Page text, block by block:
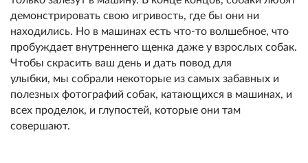
демонстрировать свою игривость, где бы они ни
находились. Но в машинах есть что-то волшебное, что
пробуждает внутреннего щенка даже у взрослых собак.
Чтобы скрасить ваш день и дать повод для
улыбки, мы собрали некоторые из самых забавных и
полезных фотографий собак, катающихся в машинах, и
всех проделок, и глупостей, которые они там
совершают.